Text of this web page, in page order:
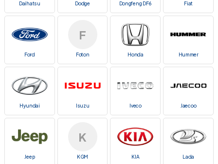
Daihatsu Dodge Dongfeng DF6 Fiat
Ford
F
Foton Honda Hummer
Hyundai Isuzu Iveco Jaecoo
Jeep
K
KGM KIA Lada